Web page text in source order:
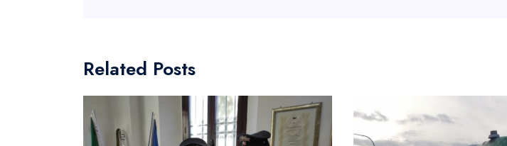
Related Posts